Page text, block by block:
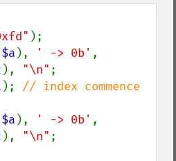
);
$a ), ' -> 0b'
), "\n"
); // index commence
$a ), ' -> 0b'
), "\n"